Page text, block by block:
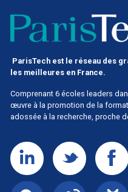
ParisTech est le réseau des
les meilleures en France.
Comprenant 6 écoles leaders
œuvre à la promotion de la
adossée à la recherche, proche